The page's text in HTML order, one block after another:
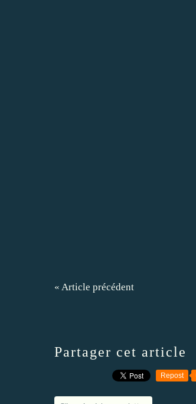
« Article précédent
Partager cet article
Repost